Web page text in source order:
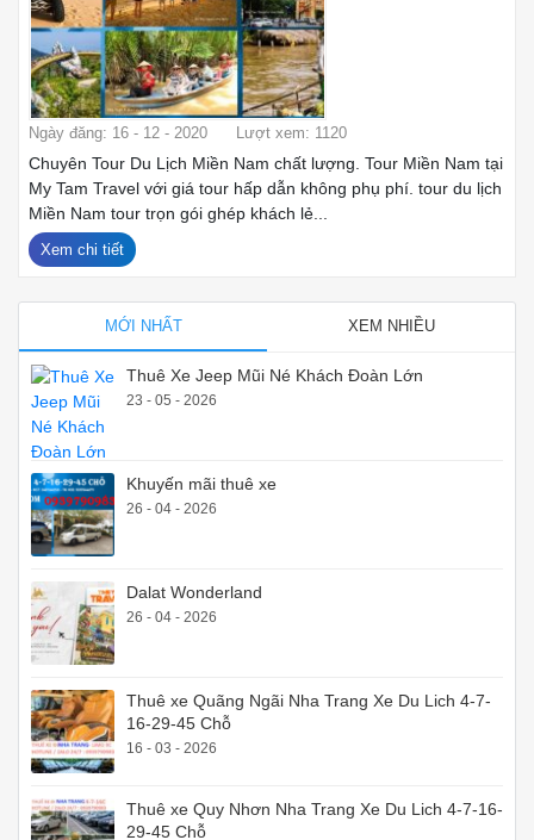
Ngày đăng: 16 - 12 - 2020 Lượt xem: 1120
Chuyên Tour Du Lịch Miền Nam chất lượng. Tour Miền Nam tại
My Tam Travel với giá tour hấp dẫn không phụ phí. tour du lịch
Miền Nam tour trọn gói ghép khách lẻ...
Xem chi tiết
MỚI NHẤT XEM NHIỀU
Thuê Xe Jeep Mũi Né Khách Đoàn Lớn
23 - 05 - 2026
Khuyến mãi thuê xe
26 - 04 - 2026
Dalat Wonderland
26 - 04 - 2026
Thuê xe Quãng Ngãi Nha Trang Xe Du Lich 4-7-
16-29-45 Chỗ
16 - 03 - 2026
Thuê xe Quy Nhơn Nha Trang Xe Du Lich 4-7-16-
29-45 Chỗ